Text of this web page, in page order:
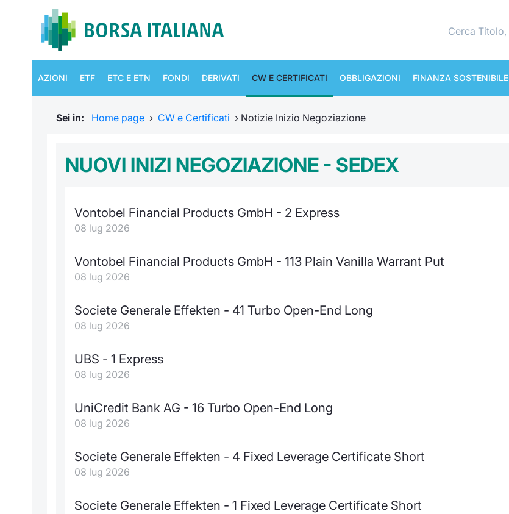
AZIONI ETF ETC E ETN FONDI DERIVATI CW E CERTIFICATI OBBLIGAZIONI FINANZA SOSTENIBILE
Sei in: Home page › CW e Certificati › Notizie Inizio Negoziazione
NUOVI INIZI NEGOZIAZIONE - SEDEX
Vontobel Financial Products GmbH - 2 Express
08 lug 2026
Vontobel Financial Products GmbH - 113 Plain Vanilla Warrant Put
08 lug 2026
Societe Generale Effekten - 41 Turbo Open-End Long
08 lug 2026
UBS - 1 Express
08 lug 2026
UniCredit Bank AG - 16 Turbo Open-End Long
08 lug 2026
Societe Generale Effekten - 4 Fixed Leverage Certificate Short
08 lug 2026
Societe Generale Effekten - 1 Fixed Leverage Certificate Short